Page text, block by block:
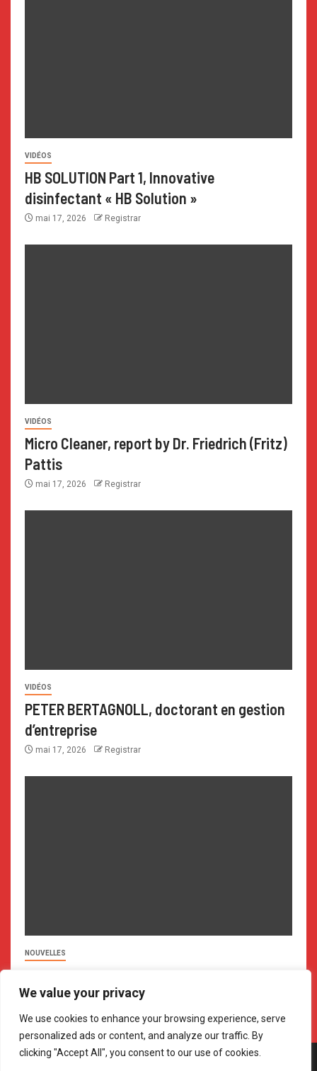
We value your privacy
We use cookies to enhance your browsing experience, serve
personalized ads or content, and analyze our traffic. By
clicking "Accept All", you consent to our use of cookies.
VIDÉOS
HB SOLUTION Part 1, Innovative
disinfectant « HB Solution »
mai 17, 2026 Registrar
VIDÉOS
Micro Cleaner, report by Dr. Friedrich (Fritz)
Pattis
mai 17, 2026 Registrar
VIDÉOS
PETER BERTAGNOLL, doctorant en gestion
d’entreprise
mai 17, 2026 Registrar
NOUVELLES
janvier 27, 2026 Registrar
Copyright © All rights reserved. INTER-UNIVERSITÉ CONSEIL